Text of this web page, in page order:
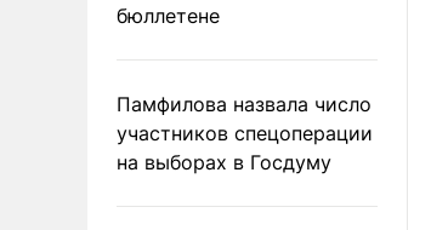
бюллетене
Памфилова назвала число
участников спецоперации
на выборах в Госдуму